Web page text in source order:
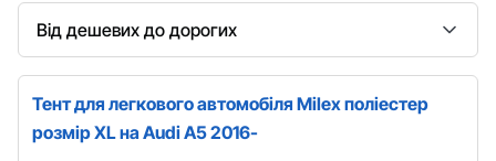
Сортування
Тент для легкового автомобіля Milex поліестер
розмір XL на Audi A5 2016-